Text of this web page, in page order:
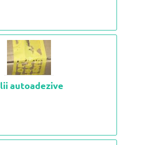
autoadezive